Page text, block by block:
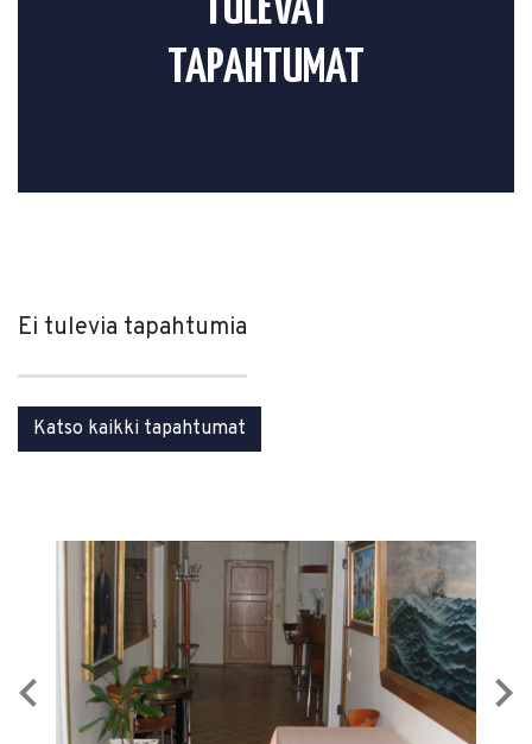
TULEVAT
TAPAHTUMAT
Ei tulevia tapahtumia
Katso kaikki tapahtumat